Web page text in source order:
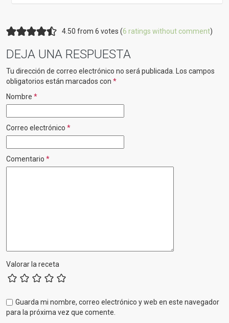
4.50 from 6 votes (6 ratings without comment)
DEJA UNA RESPUESTA
Tu dirección de correo electrónico no será publicada.
Los campos
obligatorios están marcados con *
Nombre *
Correo electrónico *
Comentario *
Valorar la receta
Guarda mi nombre, correo electrónico y web en este navegador
para la próxima vez que comente.